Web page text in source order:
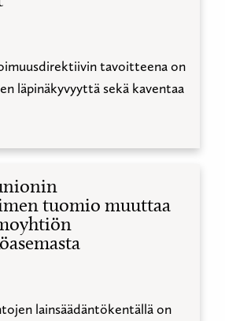
tavoitteena on
läpinäkyvyyttä sekä kaventaa
tuomio muuttaa
lainsäädäntökentällä on